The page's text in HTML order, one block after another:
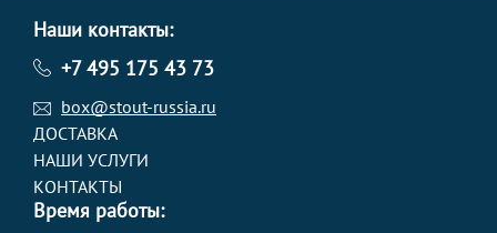
Наши контакты:
+7 495 175 43 73
box@stout-russia.ru
ДОСТАВКА
НАШИ УСЛУГИ
КОНТАКТЫ
Время работы: